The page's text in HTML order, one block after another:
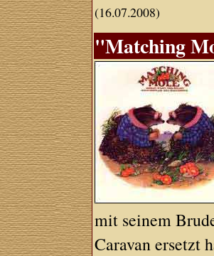
(16.07.2008)
"Matching
mit seinem
Caravan ersetzt